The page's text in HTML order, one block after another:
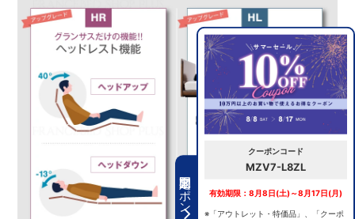
期間限定クーポン
クーポンコード
MZV7-L8ZL
有効期限：8月8日(土)～8月17日(月)
※「アウトレット・特価品」、「クーポ